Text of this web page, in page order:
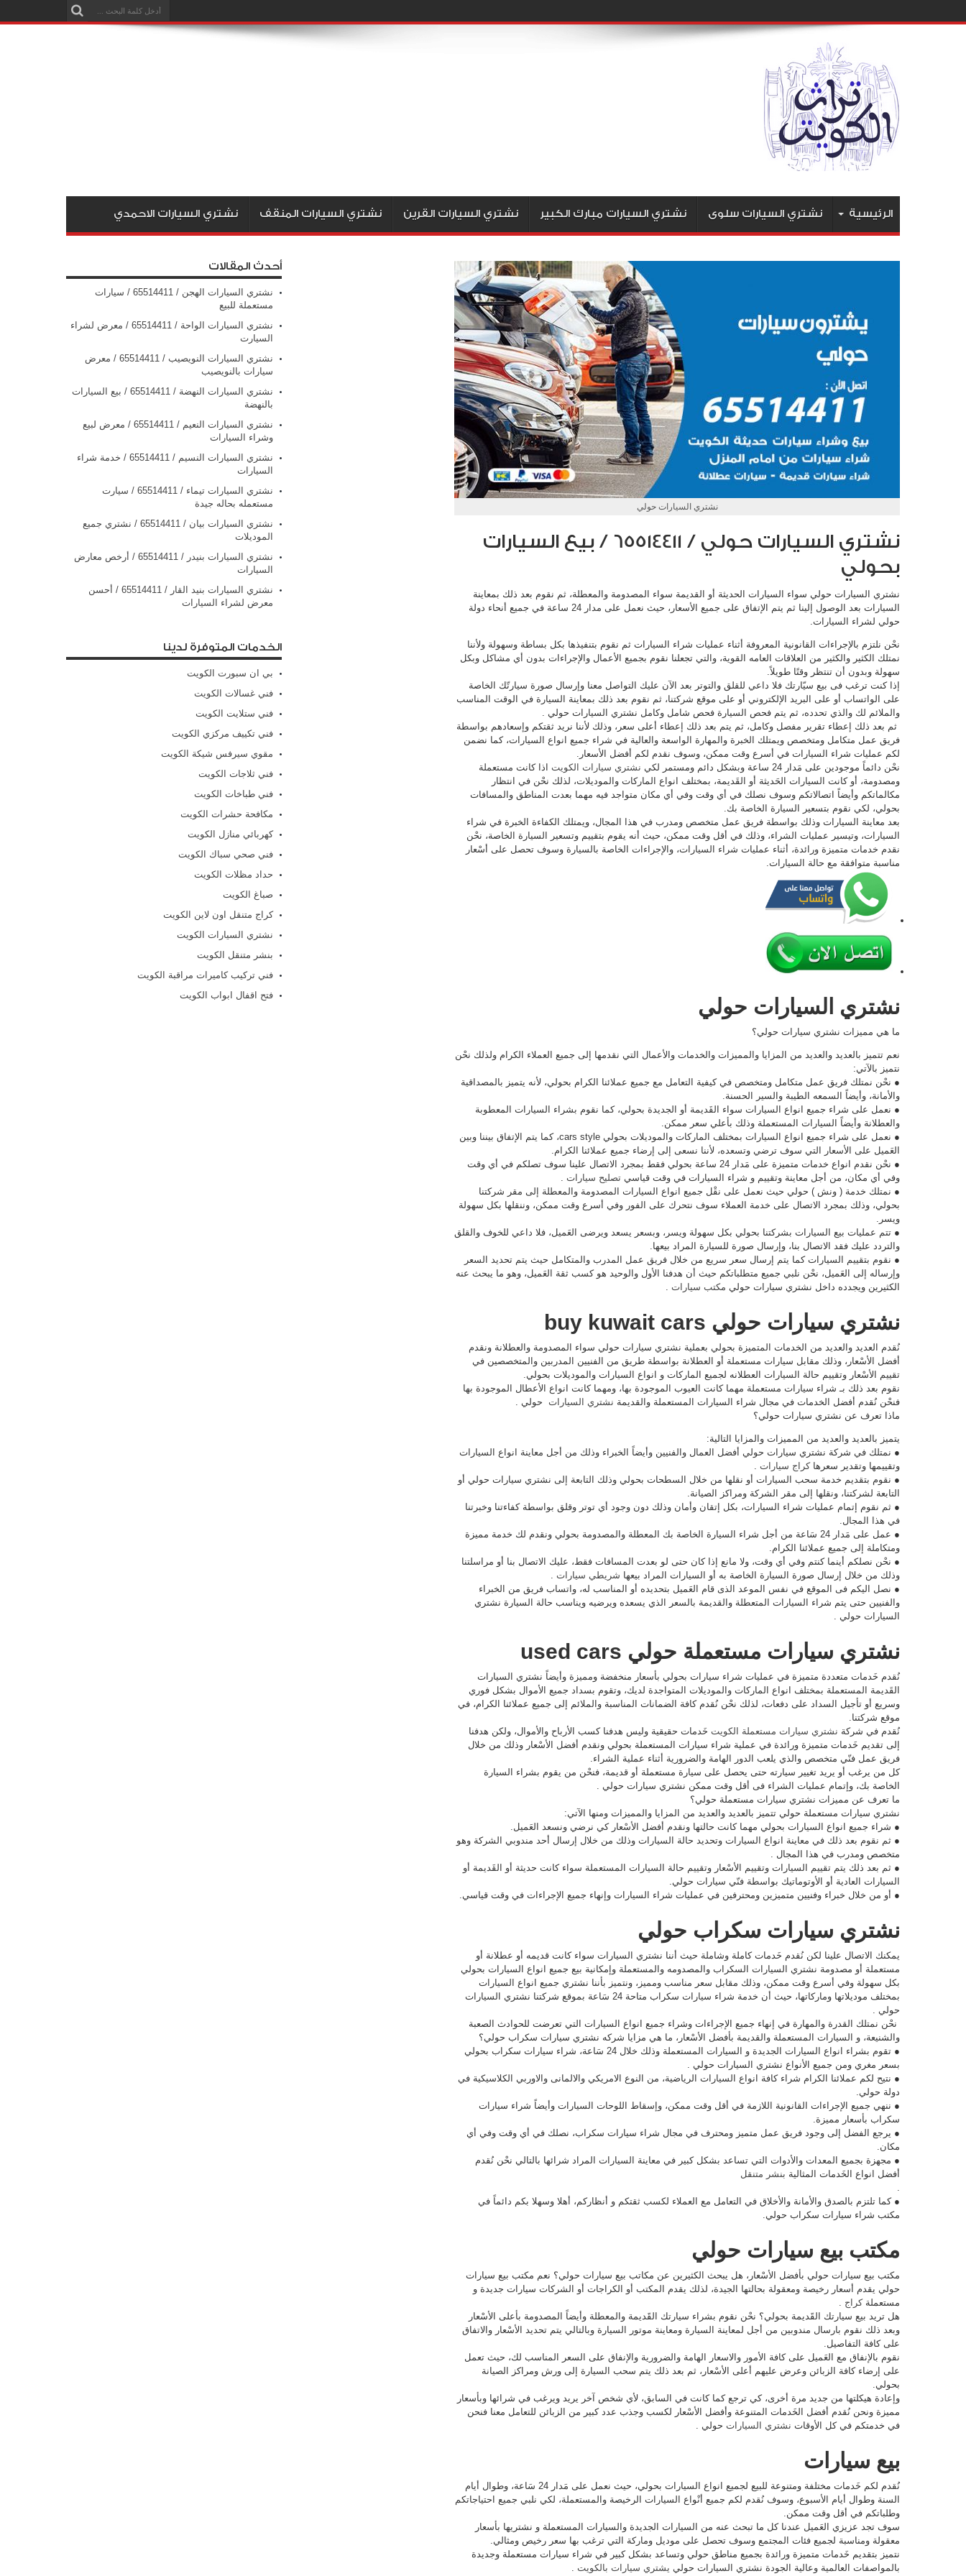
الرئيسية نشتري السيارات سلوى نشتري السيارات مبارك الكبير نشتري السيارات القرين نشتري السيارات المنقف نشتري السيارات الاحمدي
نشتري السيارات حولي
نشتري السيارات حولي / 65514411 / بيع السيارات
بحولي
نشتري السيارات حولي سواء السيارات الحديثة أو القديمة سواء المصدومة والمعطلة، ثم نقوم بعد ذلك بمعاينة
السيارات بعد الوصول إلينا ثم يتم الإتفاق على جميع الأسعار، حيث نعمل على مدار 24 ساعة في جميع أنحاء دولة
حولي لشراء السيارات.
نحْن نلتزم بالإجراءات القانونية المعروفة أثناء عمليات شراء السيارات ثم نقوم بتنفيذها بكل بساطة وسهولة ولأننا
نمتلك الكثير والكثير من العلاقات العامه القوية، والتي تجعلنا نقوم بجميع الأعمال والإجراءات بدون أي مشاكل وبكل
سهولة وبدون أن تنتظر وقتًا طويلاً.
إذا كنت ترغب فى بيع سيّارتك فلا داعي للقلق والتوتر بعد الآن عليك التواصل معنا وإرسال صورة سيارتّك الخاصة
على الواتساب أو على البريد الإلكتروني أو على موقع شركتنا، ثم نقوم بعد ذلك بمعاينة السيارة في الوقت المناسب
والملائم لك والذي تحدده، ثم يتم فحص السيارة فحص شامل وكامل نشتري السيارات حولي .
ثم بعد ذلك إعطاء تقرير مفصل وكامل، ثم يتم بعد ذلك إعطاء أعلى سعر، وذلك لأننا نريد ثقتكم وإسعادهم بواسطة
فريق عمل متكامل ومتخصص ويمتلك الخبرة والمهارة الواسعة والعالية في شراء جميع انواع السيارات، كما نضمن
لكم عمليات شراء السيارات في أسرع وقت ممكن، وسوف نقدم لكم أفضل الأسعار.
نحْن دائماً موجودين على مَدار 24 ساعة وبشكل دائم ومستمر لكي
نشتري سيارات الكويت اذا كانت مستعملة
ومصدومة، أو كانت السيارات الحَديثة أو القَديمة، بمختلف انواع الماركات والموديلات، لذلك نحْن في انتظار
مكالماتكم وأيضاً اتصالاتكم وسوف نصلك في أي وقت وفي أي مكان متواجد فيه مهما بعدت المناطق والمسافات
بحولي، لكي نقوم بتسعير السيارة الخاصة بك.
بعد معاينة السيارات وذلك بواسطة فريق عمل متخصص ومدرب في هذا المجال، ويمتلك الكفاءة الخبرة في شراء
السيارات، وتيسير عمليات الشراء، وذلك في أقل وقت ممكن، حيث أنه يقوم بتقييم وتسعير السيارة الخاصة، نحْن
نقدم خدمات متميزة ورائدة، أثناء عمليات شراء السيارات، والإجراءات الخاصة بالسيارة وسوف تحصل على أسْعار
مناسبة متوافقة مع حالة السيارات.
نشتري السيارات حولي
ما هي مميزات نشتري سيارات حولي؟
نعم تتميز بالعديد والعديد من المزايا والمميزات والخدمات والأعمال التي نقدمها إلى جميع العملاء الكرام ولذلك نحْن
نتميز بالآتي:
● نحْن نمتلك فريق عمل متكامل ومتخصص في كيفية التعامل مع جميع عملائنا الكرام بحولي، لأنه يتميز بالمصداقية
والأمانة، وأيضاً السمعه الطيبة والسير الحسنة.
● نعمل على شراء جميع انواع السيارات سواء القَديمة أو الجديدة بحولي، كما نقوم بشراء السيارات المعطوبة
والعطلانة وأيضاً السيارات المستعملة وذلك بأعلي سعر ممكن.
● نعمل على شراء جميع انواع السيارات بمختلف الماركات والموديلات بحولي cars style، كما يتم الإتفاق بيننا وبين
العَميل على الأسعار التي سوف ترضي وتسعده، لأننا نسعى إلى إرضاء جميع عملائنا الكرام.
● نحْن نقدم انواع خدمات متميزة على مَدار 24 ساعة بحولي فقط بمجرد الاتصال علينا سوف تصلكم في أي وقت
وفي أي مكان، من أجل معاينة وتقييم و شراء السيارات في وقت قياسي تصليح سيارات .
● نمتلك خدمة ( ونش ) حولي حيث نعمل على نقْل جميع انواع السيارات المصدومة والمعطلة إلى مقر شركتنا
بحولي، وذلك بمجرد الاتصال على خدمة العملاء سوف نتحرك على الفور وفي أسرع وقت ممكن، وننقلها بكل سهولة
ويسر.
● تتم عمليات بيع السيارات بشركتنا بحولي بكل سهولة ويسر، وبسعر يسعد ويرضى العَميل، فلا داعي للخوف والقلق
والتردد عليك فقد الاتصال بنا، وإرسال صورة للسيارة المراد بيعها.
● نقوم بتقييم السيارات كما يتم إرسال سعر سريع من خلال فريق عمل المدرب والمتكامل حيث يتم تحديد السعر
وإرساله إلى العَميل، نحْن نلبي جميع متطلباتكم حيث أن هدفنا الأول والوحيد هو كسب ثقة العَميل، وهو ما يبحث عنه
الكثيرين ويجدده داخل نشتري سيارات حولي مكتب سيارات .
نشتري سيارات حولي buy kuwait cars
نُقدم العديد والعديد من الخدمات المتميزة بحولي بعملية نشتري سيارات حولي سواء المصدومة والعطلانة ونقدم
أفضل الأسْعار، وذلك مقابل سيارات مستعملة أو العطلانة بواسطة طريق من الفنيين المدربين والمتخصصين في
تقييم الأسْعار وتقييم حالة السيارات العطلانه لجميع الماركات و انواع السيارات والموديلات بحولي.
نقوم بعد ذلك بـ شراء سيارات مستعملة مهما كانت العيوب الموجودة بها، ومهما كانت انواع الأعطال الموجودة بها
فنحْن نُقدم أفضل الخدمات في مجال شراء السيارات المستعملة والقديمة نشتري السيارات حولي .
ماذا تعرف عن نشتري سيارات حولي؟
يتميز بالعديد والعديد من المميزات والمزايا التالية:
● نمتلك في شركة نشتري سيارات حولي أفضل العمال والفنيين وأيضاً الخبراء وذلك من أجل معاينة انواع السيارات
وتقييمها وتقدير سعرهاكراج سيارات .
● نقوم بتقديم خدمة سحب السيارات أو نقلها من خلال السطحات بحولي وذلك التابعة إلى نشتري سيارات حولي أو
التابعة لشركتنا، ونقلها إلى مقر الشركة ومراكز الصيانة.
● ثم نقوم إتمام عمليات شراء السيارات، بكل إتقان وأمان وذلك دون وجود أي توتر وقلق بواسطة كفاءتنا وخبرتنا
في هذا المجال.
● عمل على مَدار 24 سَاعة من أجل شراء السيارة الخاصة بك المعطلة والمصدومة بحولي ونقدم لك خدمة مميزة
ومتكاملة إلى جميع عملائنا الكرام.
● نحْن نصلكم أينما كنتم وفي أي وقت، ولا مانع إذا كان حتى لو بعدت المسافات فقط، عليك الاتصال بنا أو مراسلتنا
وذلك من خلال إرسال صورة السيارة الخاصة به أو السيارات المراد بيعها شريطي سيارات .
● نصل اليكم فى الموقع في نفس الموعد الذى قام العَميل بتحديده أو المناسب له، واتساب فريق من الخبراء
والفنيين حتى يتم شراء السيارات المتعطلة والقديمة بالسعر الذي يسعده ويرضيه ويناسب حالة السيارة نشتري
السيارات حولي .
نشتري سيارات مستعملة حولي used cars
نُقدم خَدمات متعددة متميزة في عمليات شراء سيارات بحولي بأسعار منخفضة ومميزة وأيضاً نشتري السيارات
القَديمة المستعملة بمختلف انواع الماركات والموديلات المتواجدة لديك، وتقوم بسداد جميع الأموال بشكل فوري
وسريع أو تأجيل السداد على دفعات، لذلك نحْن نُقدم كافة الضمانات المناسبة والملائم إلى جميع عملائنا الكرام، في
موقع شركتنا.
نُقدم في شركة نشتري سيارات مستعملة الكويت خَدمات حقيقية وليس هدفنا كسب الأرباح والأموال، ولكن هدفنا
إلى تقديم خَدمات متميزة ورائدة في عملية شراء سيارات المستعملة بحولي ونقدم أفضل الأسْعار وذلك من خلال
فريق عمل فنّي متخصص والذي يلعب الدور الهامة والضرورية أثناء عملية الشراء.
كل من يرغب أو يريد تغيير سيارته حتى يحصل على سيارة مستعملة أو قديمة، فنحْن من يقوم بشراء السيارة
الخاصة بك، وإتمام عمليات الشراء فى أقل وقت ممكن نشتري سيارات حولي .
ما تعرف عن مميزات نشتري سيارات مستعملة حولي؟
نشتري سيارات مستعملة حولي تتميز بالعديد والعديد من المزايا والمميزات ومنها الآتي:
● شراء جميع انواع السيارات بحولي مهما كانت حالتها ونقدم أفضل الأسْعار كي نرضي ونسعد العَميل.
● ثم نقوم بعد ذلك في معاينة انواع السيارات وتحديد حالة السيارات وذلك من خلال إرسال أحد مندوبي الشركة وهو
متخصص ومدرب في هذا المجال .
● ثم بعد ذلك يتم تقييم السيارات وتقييم الأسْعار وتقييم حالة السيارات المستعملة سواء كانت حديثة أو القَديمة أو
السيارات العادية أو الأوتوماتيك بواسطة فنّي سيارات حولي.
● أو من خلال خبراء وفنيين متميزين ومحترفين في عمليات شراء السيارات وإنهاء جميع الإجراءات في وقت قياسي.
نشتري سيارات سكراب حولي
يمكنك الاتصال علينا لكن نُقدم خَدمات كاملة وشاملة حيث أننا نشتري السيارات سواء كانت قديمه أو عطلانة أو
مستعملة أو مصدومة نشتري السيارات السكراب والمصدومه والمستعملة وإمكانية بيع جميع انواع السيارات بحولي
بكل سهولة وفي أسرع وقت ممكن، وذلك مقابل سعر مناسب ومميز، ونتميز بأننا نشتري جميع انواع السيارات
بمختلف موديلاتها وماركاتها، حيث أن خدمة شراء سيارات سكراب متاحة 24 سَاعة بموقع شركتنا نشتري السيارات
حولي .
نحْن نمتلك القدرة والمهارة في إنهاء جميع الإجراءات وشراء جميع انواع السيارات التي تعرضت للحوادث الصعبة
والشنيعة، و السيارات المستعملة والقديمة بأفضل الأسْعار، ما هي مزايا شركه نشتري سيارات سكراب حولي؟
● تقوم بشراء انواع السيارات الجديدة و السيارات المستعملة وذلك خلال 24 سَاعة، شراء سيارات سكراب بحولي
بسعر مغري ومن جميع الأنواع نشتري السيارات حولي .
● نتيح لكم عملائنا الكرام شراء كافة انواع السيارات الرياضية، من النوع الامريكي والالمانى والاوربي الكلاسيكية في
دولة حولي.
● ننهي جميع الإجراءات القانونية اللازمة في أقل وقت ممكن، وإسقاط اللوحات السيارات وأيضاً شراء سيارات
سكراب بأسعار مميزة.
● يرجع الفضل إلى وجود فريق عمل متميز ومحترف في مجال شراء سيارات سكراب، نصلك في أي وقت وفي أي
مكان.
● مجهزة بجميع المعدات والأدوات التي تساعد بشكل كبير في معاينة السيارات المراد شرائها بالتالي نحْن نُقدم
أفضل انواع الخَدمات المثالية بنشر متنقل
.
● كما تلتزم بالصدق والأمانة والأخلاق في التعامل مع العملاء لكسب ثقتكم و أنظاركم، أهلا وسهلا بكم دائماً في
مكتب شراء سيارات سكراب حولي.
مكتب بيع سيارات حولي
مكتب بيع سيارات حولي بأفضل الأسْعار، هل يبحث الكثيرين عن مكاتب بيع سيارات حولي؟ نعم مكتب بيع سيارات
حولي يقدم أسعار رخيصة ومعقولة بحالتها الجيدة، لذلك يقدم المكتب أو الكراجات أو الشركات سيارات جديدة و
مستعملةكراج .
هل تريد بيع سيارتك القََديمة بحولي؟ نحْن نقوم بشراء سيارتك القََديمة والمعطلة وأيضاً المصدومة بأعلى الأسْعار
وبعد ذلك نقوم بارسال مندوبين من أجل لمعاينة السيارة ومعاينة موتور السيارة وبالتالي يتم تحديد الأسْعار والاتفاق
على كافة التفاصيل.
نقوم بالإنفاق مع العَميل على كافة الأمور والاسعار الهامة والضرورية والإنفاق على السعر المناسب لك، حيث تعمل
على إرضاء كافة الزبائن وعرض عليهم أعلى الأسْعار، ثم بعد ذلك يتم سحب السيارة إلى ورش ومراكز الصيانة
بحولي.
وإعادة هيكلتها من جديد مرة أخرى، كي ترجع كما كانت في السابق، لأي شخص آخر يريد ويرغب في شرائها وبأسعار
مميزة ونحن نُقدم أفضل الخَدمات المتنوعة وأفضل الأسْعار لكسب وجذب عدد كبير من الزبائن للتعامل معنا فنحن
في خدمتكم في كل الأوقات نشتري السيارات حولي .
بيع سيارات
نُقدم لكم خَدمات مختلفة ومتنوعة للبيع لجميع انواع السيارات بحولي، حيث نعمل على مَدار 24 سَاعة، وطوال أيام
السنة وطوال أيام الأسبوع، وسوف نُقدم لكم جميع أنْواع السيارات الرخيصة والمستعملة، لكي نلبي جميع احتياجاتكم
وطلباتكم في أقل وقت ممكن.
سوف تجد عزيزي العَميل عندنا كل ما تبحث عنه من السيارات الجديدة والسيارات المستعملة و نشتريها بأسعار
معقولة ومناسبة لجميع فئات المجتمع وسوف تحصل على موديل وماركة التي ترغب بها سعر رخيص ومثالي.
نتميز بتقديم خَدمات متميزة ورائدة بجميع مناطق حولي وتساعد بشكل كبير في شراء سيارات مستعملة وجديدة
بالمواصفات العالمية وعالية الجودة نشتري السيارات حولي يشتري سيارات بالكويت .
أحدث المقالات
نشتري السيارات الهجن / 65514411 / سيارات
مستعملة للبيع
نشتري السيارات الواحة / 65514411 / معرض لشراء
السيارت
نشتري السيارات النويصيب / 65514411 / معرض
سيارات بالنويصيب
نشتري السيارات النهضة / 65514411 / بيع السيارات
بالنهضة
نشتري السيارات النعيم / 65514411 / معرض لبيع
وشراء السيارات
نشتري السيارات النسيم / 65514411 / خدمة شراء
السيارات
نشتري السيارات تيماء / 65514411 / سيارت
مستعمله بحاله جيدة
نشتري السيارات بيان / 65514411 / نشتري جميع
الموديلات
نشتري السيارات بنيدر / 65514411 / أرخص معارض
السيارات
نشتري السيارات بنيد القار / 65514411 / أحسن
معرض لشراء السيارات
الخدمات المتوفرة لدينا
بي ان سبورت الكويت
فني غسالات الكويت
فني ستلايت الكويت
فني تكييف مركزي الكويت
مقوي سيرفس شيكة الكويت
فني ثلاجات الكويت
فني طباخات الكويت
مكافحة حشرات الكويت
كهربائي منازل الكويت
فني صحي سباك الكويت
حداد مظلات الكويت
صباغ الكويت
كراج متنقل اون لاين الكويت
نشتري السيارات الكويت
بنشر متنقل الكويت
فني تركيب كاميرات مراقبة الكويت
فتح اقفال ابواب الكويت